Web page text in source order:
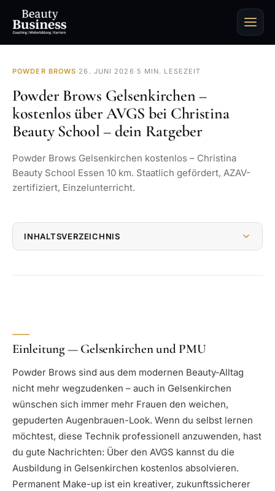
POWDER BROWS· 26. JUNI 2026 · 5 MIN. LESEZEIT
Powder Brows Gelsenkirchen –
kostenlos über AVGS bei Christina
Beauty School – dein Ratgeber
Powder Brows Gelsenkirchen kostenlos – Christina
Beauty School Essen 10 km. Staatlich gefördert, AZAV-
zertifiziert, Einzelunterricht.
INHALTSVERZEICHNIS
Einleitung — Gelsenkirchen und PMU
Powder Brows sind aus dem modernen Beauty-Alltag
nicht mehr wegzudenken – auch in Gelsenkirchen
wünschen sich immer mehr Frauen den weichen,
gepuderten Augenbrauen-Look. Wenn du selbst lernen
möchtest, diese Technik professionell anzuwenden, hast
du gute Nachrichten: Über den AVGS kannst du die
Ausbildung in Gelsenkirchen kostenlos absolvieren.
Permanent Make-up ist ein kreativer, zukunftssicherer